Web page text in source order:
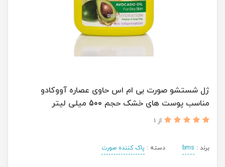
ژل شستشو صورت بی ام اس حاوی عصاره آووکادو
مناسب پوست های خشک حجم 500 میلی لیتر
از 1
برند : bms دسته : پاک کننده صورت